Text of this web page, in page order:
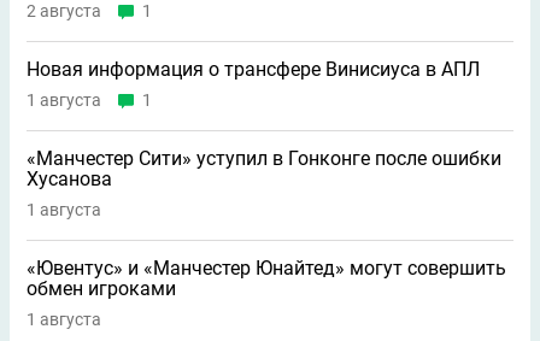
2 августа 1
Новая информация о трансфере Винисиуса в АПЛ
1 августа 1
«Манчестер Сити» уступил в Гонконге после ошибки
Хусанова
1 августа
«Ювентус» и «Манчестер Юнайтед» могут совершить
обмен игроками
1 августа